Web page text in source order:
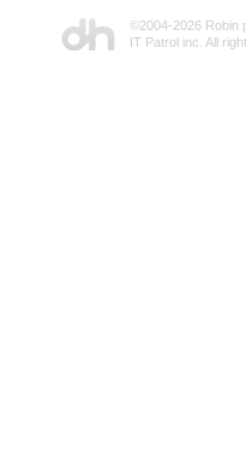
©2004-2026 Robin
IT Patrol inc. All